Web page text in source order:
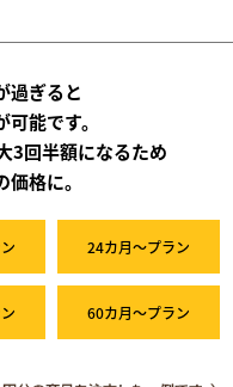
過ぎると
能です。
3回半額になるため
格に。
24カ月～プラン
60カ月～プラン